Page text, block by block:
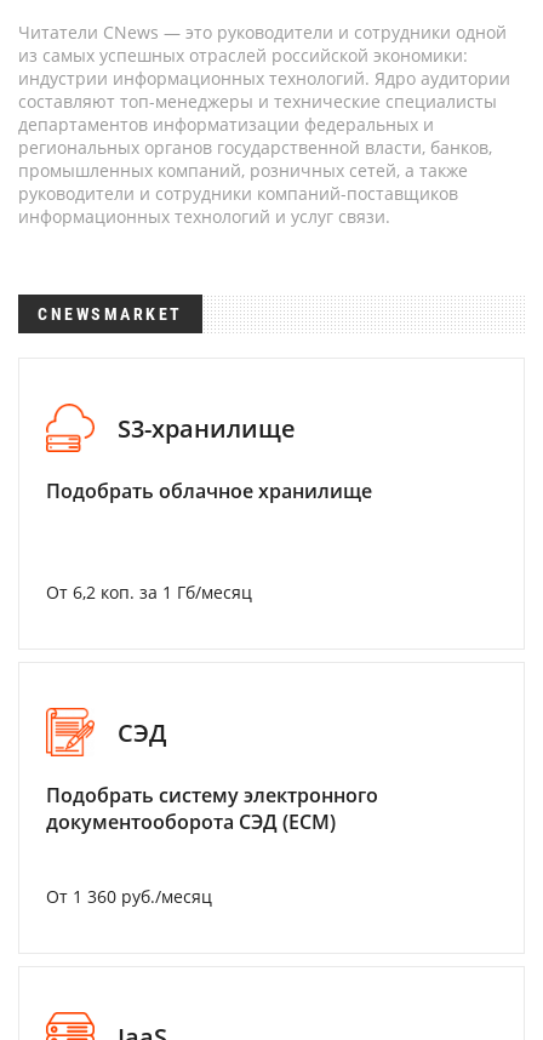
Читатели CNews — это руководители и сотрудники одной
из самых успешных отраслей российской экономики:
индустрии информационных технологий. Ядро аудитории
составляют топ-менеджеры и технические специалисты
департаментов информатизации федеральных и
региональных органов государственной власти, банков,
промышленных компаний, розничных сетей, а также
руководители и сотрудники компаний-поставщиков
информационных технологий и услуг связи.
CNEWSMARKET
S3-хранилище
Подобрать облачное хранилище
От 6,2 коп. за 1 Гб/месяц
СЭД
Подобрать систему электронного
документооборота СЭД (ECM)
От 1 360 руб./месяц